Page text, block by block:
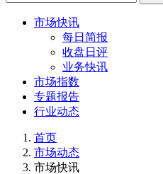
市场快讯
每日简报
收盘日评
业务快讯
市场指数
专题报告
行业动态
首页
市场动态
市场快讯